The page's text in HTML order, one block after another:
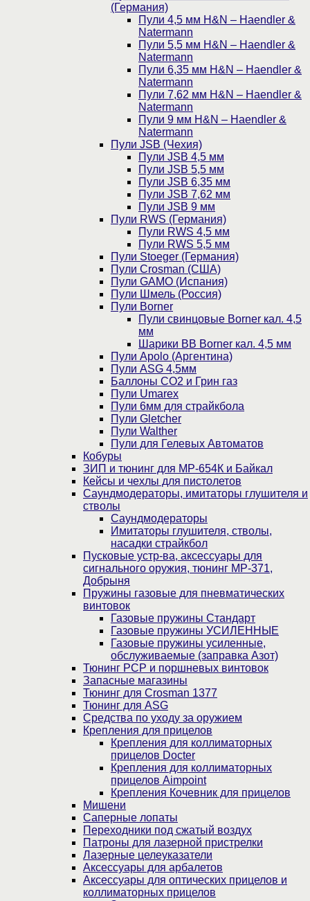
(Германия)
Пули 4,5 мм H&N – Haendler &
Natermann
Пули 5,5 мм H&N – Haendler &
Natermann
Пули 6,35 мм H&N – Haendler &
Natermann
Пули 7,62 мм H&N – Haendler &
Natermann
Пули 9 мм H&N – Haendler &
Natermann
Пули JSB (Чехия)
Пули JSB 4,5 мм
Пули JSB 5,5 мм
Пули JSB 6,35 мм
Пули JSB 7,62 мм
Пули JSB 9 мм
Пули RWS (Германия)
Пули RWS 4,5 мм
Пули RWS 5,5 мм
Пули Stoeger (Германия)
Пули Crosman (США)
Пули GAMO (Испания)
Пули Шмель (Россия)
Пули Borner
Пули свинцовые Borner кал. 4,5
мм
Шарики BB Borner кал. 4,5 мм
Пули Apolo (Аргентина)
Пули ASG 4,5мм
Баллоны CO2 и Грин газ
Пули Umarex
Пули 6мм для страйкбола
Пули Gletcher
Пули Walther
Пули для Гелевых Автоматов
Кобуры
ЗИП и тюнинг для МР-654К и Байкал
Кейсы и чехлы для пистолетов
Саундмодераторы, имитаторы глушителя и
стволы
Саундмодераторы
Имитаторы глушителя, стволы,
насадки страйкбол
Пусковые устр-ва, аксессуары для
сигнального оружия, тюнинг МР-371,
Добрыня
Пружины газовые для пневматических
винтовок
Газовые пружины Стандарт
Газовые пружины УСИЛЕННЫЕ
Газовые пружины усиленные,
обслуживаемые (заправка Азот)
Тюнинг PCP и поршневых винтовок
Запасные магазины
Тюнинг для Crosman 1377
Тюнинг для ASG
Средства по уходу за оружием
Крепления для прицелов
Крепления для коллиматорных
прицелов Docter
Крепления для коллиматорных
прицелов Aimpoint
Крепления Кочевник для прицелов
Мишени
Саперные лопаты
Переходники под сжатый воздух
Патроны для лазерной пристрелки
Лазерные целеуказатели
Аксессуары для арбалетов
Аксессуары для оптических прицелов и
коллиматорных прицелов